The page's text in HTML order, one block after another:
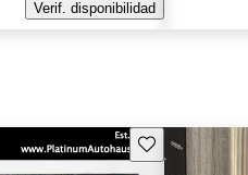
Verif. disponibilidad
Guarda este Aviso